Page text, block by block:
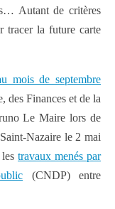
Autant de critères
tracer la future carte
mois de septembre
des Finances et de la
Le Maire lors de
Nazaire le 2 mai
travaux menés par
(CNDP) entre